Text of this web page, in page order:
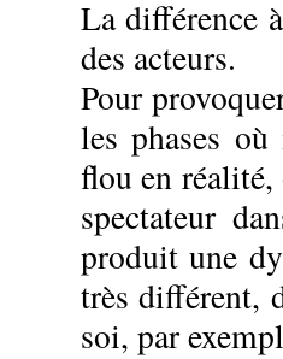
La différence
des acteurs.
Pour
les phases
flou en réalité,
spectateur
produit une
très différent,
soi, par